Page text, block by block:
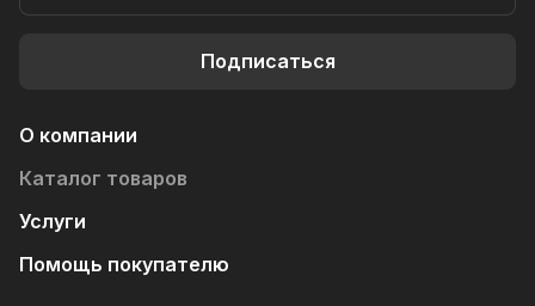
Подписаться
О компании
Каталог товаров
Услуги
Помощь покупателю